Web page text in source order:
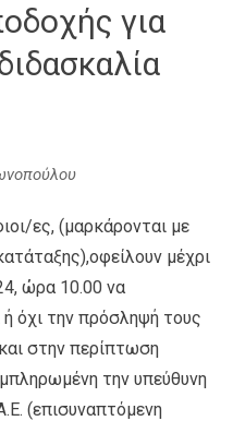
για
ες, (μαρκάρονται με
μέχρι
ώρα 10.00 να
όχι την πρόσληψή τους
στην περίπτωση
την υπεύθυνη
(επισυναπτόμενη